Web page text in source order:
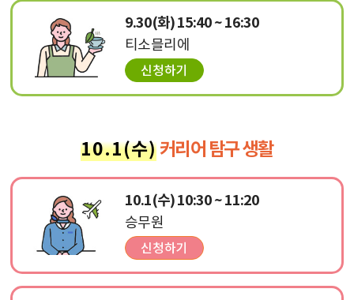
9.30(화) 15:40 ~ 16:30
티소믈리에
10.1(수)커리어 탐구 생활
10.1(수) 10:30 ~ 11:20
승무원